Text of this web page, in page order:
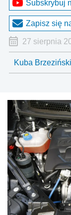
Subskrybuj
Zapisz się
27 sierpnia
Kuba Brzeziński